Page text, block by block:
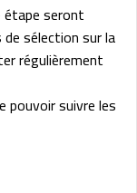
étape seront
sélection sur la
régulièrement
pouvoir suivre les